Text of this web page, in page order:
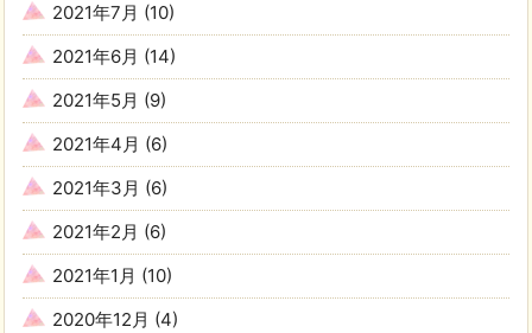
2021年7月 (10)
2021年6月 (14)
2021年5月 (9)
2021年4月 (6)
2021年3月 (6)
2021年2月 (6)
2021年1月 (10)
2020年12月 (4)